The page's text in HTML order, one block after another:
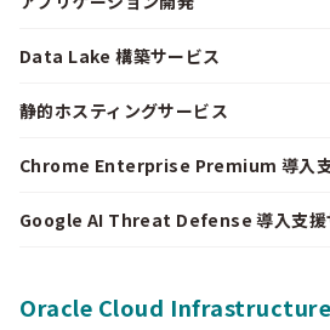
Data Lake 構築サービス
静的ホスティングサービス
Chrome Enterprise Premium 導入
Google AI Threat Defense 導入支援
Oracle Cloud Infrastructure